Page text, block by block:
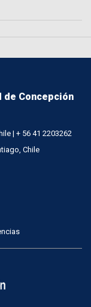
Concepción
| + 56 41 2203262
Chile